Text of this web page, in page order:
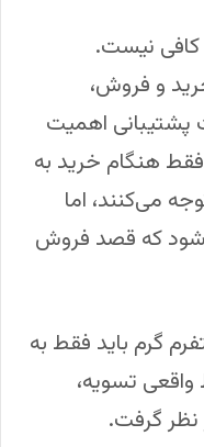
کافی نیست.
و فروش،
پشتیبانی اهمیت
فقط هنگام خرید به
می‌کنند، اما
که قصد فروش
گرم باید فقط به
تسویه،
نظر گرفت.